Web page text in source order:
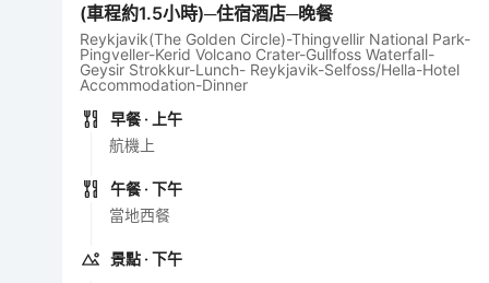
(車程約1.5小時)─住宿酒店─晚餐
Reykjavik(The Golden Circle)-Thingvellir National Park-
Pingveller-Kerid Volcano Crater-Gullfoss Waterfall-
Geysir Strokkur-Lunch- Reykjavik-Selfoss/Hella-Hotel
Accommodation-Dinner
早餐 · 上午
航機上
午餐 · 下午
當地西餐
景點 · 下午